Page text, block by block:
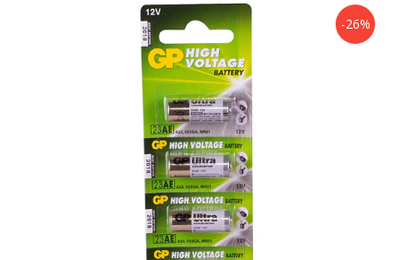
-26%